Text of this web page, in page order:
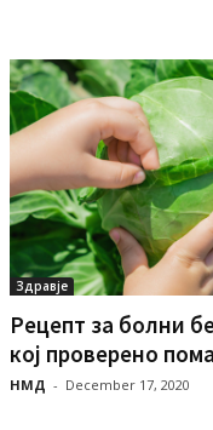
Здравје
Рецепт за болни
кој проверено
НМД - December 17, 2020